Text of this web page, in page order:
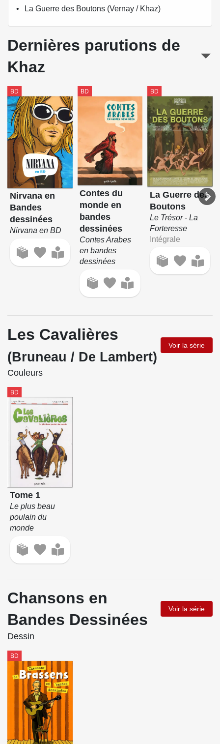
La Guerre des Boutons (Vernay / Khaz)
Dernières parutions de
Khaz
BD
Nirvana en
Bandes
dessinées
Nirvana en BD
BD
Contes du
monde en
bandes
dessinées
Contes Arabes
en bandes
dessinées
BD
La Guerre des
Boutons
Le Trésor - La
Forteresse
Intégrale
Les Cavalières
(Bruneau / De Lambert)
Voir la série
Couleurs
BD
Tome 1
Le plus beau
poulain du
monde
Chansons en
Bandes Dessinées
Voir la série
Dessin
BD